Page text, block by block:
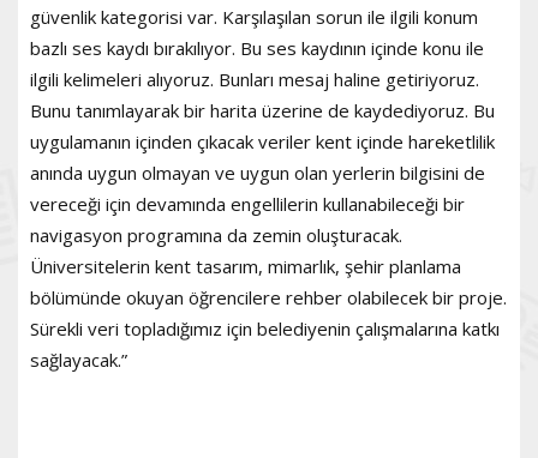
güvenlik kategorisi var. Karşılaşılan sorun ile ilgili konum
bazlı ses kaydı bırakılıyor. Bu ses kaydının içinde konu ile
ilgili kelimeleri alıyoruz. Bunları mesaj haline getiriyoruz.
Bunu tanımlayarak bir harita üzerine de kaydediyoruz. Bu
uygulamanın içinden çıkacak veriler kent içinde hareketlilik
anında uygun olmayan ve uygun olan yerlerin bilgisini de
vereceği için devamında engellilerin kullanabileceği bir
navigasyon programına da zemin oluşturacak.
Üniversitelerin kent tasarım, mimarlık, şehir planlama
bölümünde okuyan öğrencilere rehber olabilecek bir proje.
Sürekli veri topladığımız için belediyenin çalışmalarına katkı
sağlayacak.”